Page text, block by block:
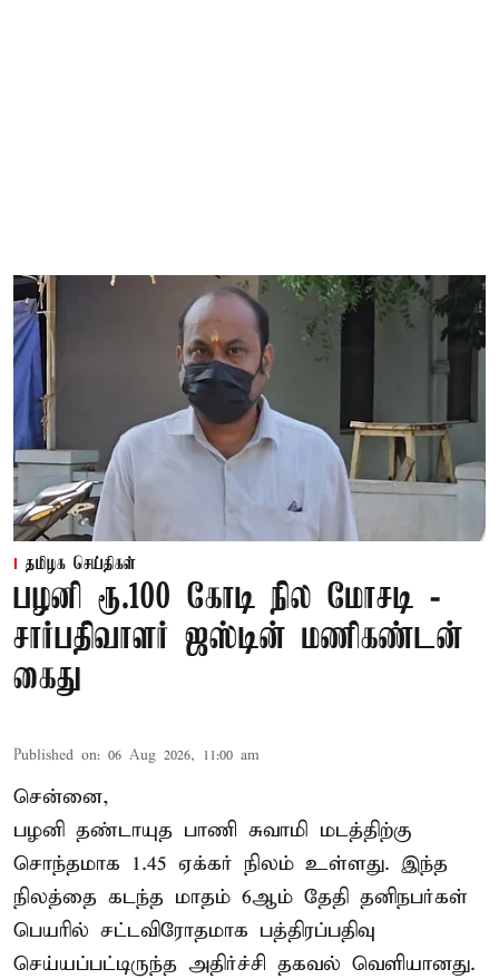
தமிழக செய்திகள்
பழனி ரூ.100 கோடி நில மோசடி -
சார்பதிவாளர் ஜஸ்டின் மணிகண்டன்
கைது
Published on: 06 Aug 2026, 11:00 am
சென்னை,
பழனி தண்டாயுத பாணி சுவாமி மடத்திற்கு
சொந்தமாக 1.45 ஏக்கர் நிலம் உள்ளது. இந்த
நிலத்தை கடந்த மாதம் 6ஆம் தேதி தனிநபர்கள்
பெயரில் சட்டவிரோதமாக பத்திரப்பதிவு
செய்யப்பட்டிருந்த அதிர்ச்சி தகவல் வெளியானது.